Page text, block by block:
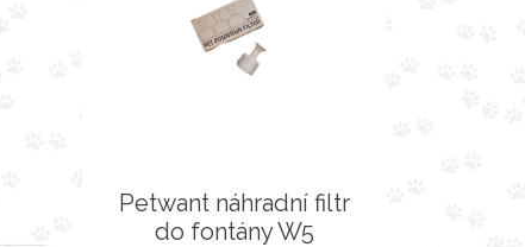
Petwant náhradní filtr
do fontány W5